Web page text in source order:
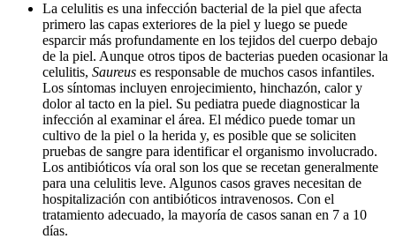
La celulitis es una infección bacterial de la piel que afecta
primero las capas exteriores de la piel y luego se puede
esparcir más profundamente en los tejidos del cuerpo debajo
de la piel. Aunque otros tipos de bacterias pueden ocasionar la
celulitis, Saureus es responsable de muchos casos infantiles.
Los síntomas incluyen enrojecimiento, hinchazón, calor y
dolor al tacto en la piel. Su pediatra puede diagnosticar la
infección al examinar el área. El médico puede tomar un
cultivo de la piel o la herida y, es posible que se soliciten
pruebas de sangre para identificar el organismo involucrado.
Los antibióticos vía oral son los que se recetan generalmente
para una celulitis leve. Algunos casos graves necesitan de
hospitalización con antibióticos intravenosos. Con el
tratamiento adecuado, la mayoría de casos sanan en 7 a 10
días.